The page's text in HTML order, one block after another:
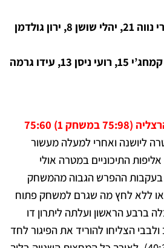
הרבו לתיכון חדש: עופרי נווה 21, יהלי שושן 8, ירון גולדמן
הרבו לבן יהודה: שגיא קמחג’י 15, רועי ניסן 13, עידו גרמה
1) 75:60
ליושנה ואחרי למעלה מעשור
התיכוניים במטרה אולי
ההפרש הגבוה מהמשחק
ללא לחץ מה שגרם למשחק פתוח
ברבע הראשון ועלתה ליתרון דו
ולבבי הצליחו להוריד את הפיגור לחד